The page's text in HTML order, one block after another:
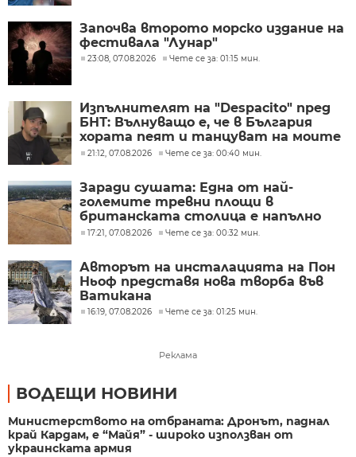
Започва второто морско издание на
фестивала "Лунар"
23:08, 07.08.2026 Чете се за: 01:15 мин.
Изпълнителят на "Despacito" пред
БНТ: Вълнуващо е, че в България
хората пеят и танцуват на моите
песни
21:12, 07.08.2026 Чете се за: 00:40 мин.
Заради сушата: Една от най-
големите тревни площи в
британската столица е напълно
изгоряла
17:21, 07.08.2026 Чете се за: 00:32 мин.
Авторът на инсталацията на Пон
Ньоф представя нова творба във
Ватикана
16:19, 07.08.2026 Чете се за: 01:25 мин.
Реклама
ВОДЕЩИ НОВИНИ
Министерството на отбраната: Дронът, паднал
край Кардам, е “Майя” - широко използван от
украинската армия